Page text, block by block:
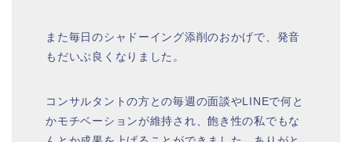
また毎日のシャドーイング添削のおかげで、発音
もだいぶ良くなりました。
コンサルタントの方との毎週の面談やLINEで何と
かモチベーションが維持され、飽き性の私でもな